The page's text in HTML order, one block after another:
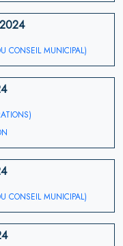
CONSEIL MUNICIPAL)
CONSEIL MUNICIPAL)